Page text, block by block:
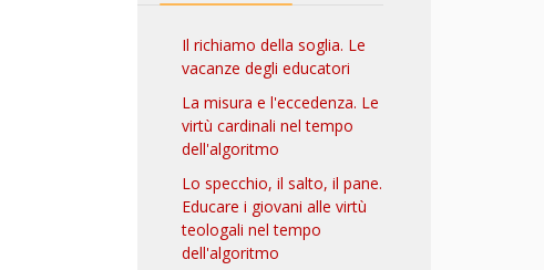
Il richiamo della soglia. Le
vacanze degli educatori
La misura e l'eccedenza. Le
virtù cardinali nel tempo
dell'algoritmo
Lo specchio, il salto, il pane.
Educare i giovani alle virtù
teologali nel tempo
dell'algoritmo